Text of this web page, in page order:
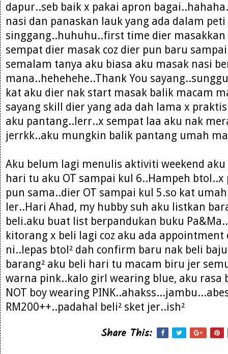
dapur..seb baik x pakai apron
nasi dan panaskan lauk yang ada dalam
singgang..huhuhu..first time dier
sempat dier masak coz dier pun baru
semalam tanya aku biasa aku masak nasi
mana..hehehehe..Thank You
kat aku dier nak start masak balik macam
sayang skill dier yang ada dah lama x
aku pantang..lerr..x sempat laa aku nak
jerrkk..aku mungkin balik pantang umah
Aku belum lagi menulis aktiviti weekend
hari tu aku OT sampai kul 6..Hampeh
pun sama..dier OT sampai kul 5.so kat
ler..Hari Ahad, my hubby suh aku listkan
beli.aku buat list berpandukan buku
kitorang x beli lagi coz aku ada appointment
ni..lepas btol² dah confirm baru nak beli
barang² aku beli hari tu macam biru jer
warna pink..kalo girl wearing blue, aku rasa
NOT boy wearing
RM200++..padahal beli² sket jer..ish²
Share This: